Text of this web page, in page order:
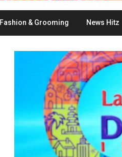
Fashion & Grooming News Hitz